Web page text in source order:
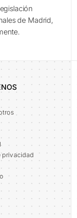
de Madrid,
privacidad